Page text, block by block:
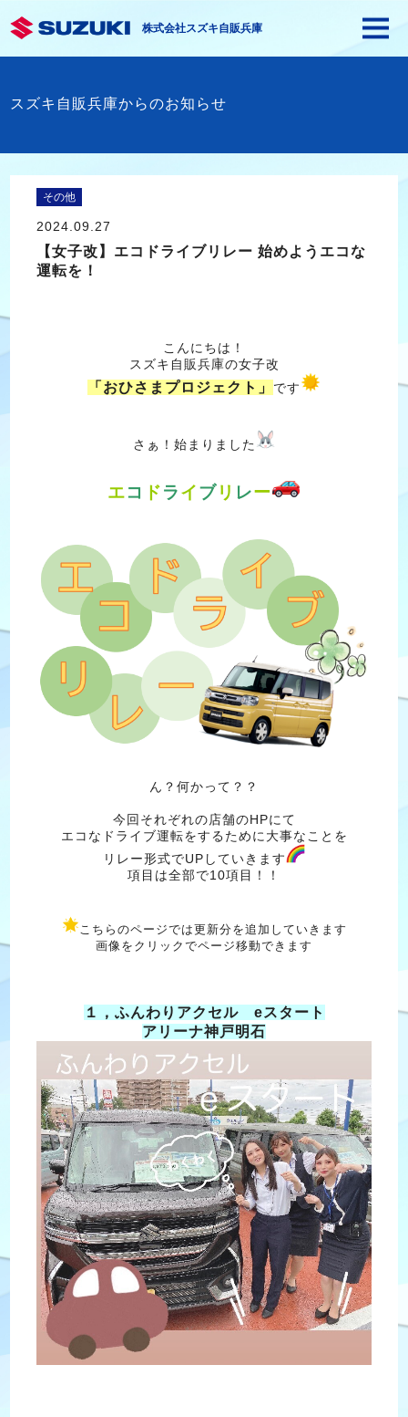
株式会社スズキ自販兵庫
スズキ自販兵庫からのお知らせ
その他
2024.09.27
【女子改】エコドライブリレー 始めようエコな
運転を！
こんにちは！
スズキ自販兵庫の女子改
「おひさまプロジェクト」 です
さぁ！始まりました
エコ ドライブリ レー
ん？何かって？？
今回それぞれの店舗のHPにて
エコなドライブ運転をするために大事なことを
リレー形式でUPしていきます
項目は全部で10項目！！
こちらのページでは更新分を追加していきます
画像をクリックでページ移動できます
１，ふんわりアクセル eスタート
アリーナ神戸明石